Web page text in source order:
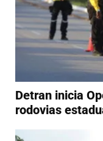
Detran inicia
rodovias